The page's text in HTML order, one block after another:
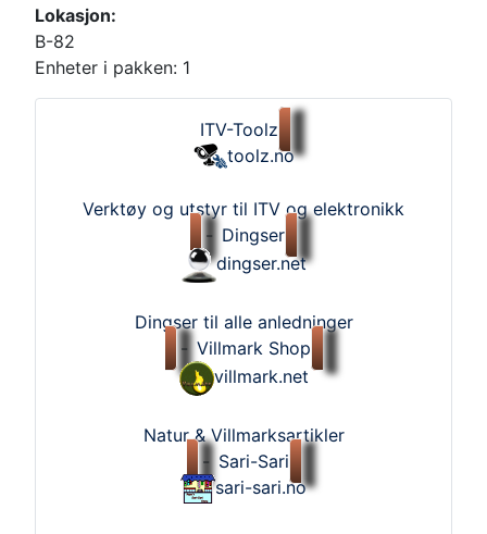
Lokasjon:
B-82
Enheter i pakken: 1
ITV-Toolz
toolz.no
Verktøy og utstyr til ITV og elektronikk
- Dingser
dingser.net
Dingser til alle anledninger
- Villmark Shop
villmark.net
Natur & Villmarksartikler
- Sari-Sari
sari-sari.no